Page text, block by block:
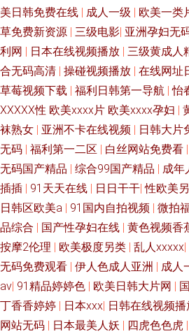
91自拍com 91制片厂大片黄色 阿v网址 aV无
洲的黄色网址色悠悠 日韩久久 91巨乳黑丝
站 www超碰蜜桃 超碰97人人香蕉 东方影库
产欧美成人 国产玖精品 激情图区亚洲欧美日
一久久人 东方在线正在进入AV 国产精品污
频 欧美老色网 欧美色综 欧美日爱 欧美日韩
av资源色图 91大香蕉 91官网国产 91超碰免
线观看 91色 91亚色正在播放 91主播福利视
美日韩免费在线 | 成人一级 | 欧美一类
草免费新资源 | 三级电影| 亚洲孕妇无
利网 | 日本在线视频播放 | 三级黄成人
合无码高清 | 操碰视频播放 | 在线网址
草莓视频下载 | 福利日韩第一导航 |怡
XXXXX性 欧美xxxx片 欧美xxxx孕妇 |
袜熟女 | 亚洲不卡在线视频 | 日韩大片
无码 | 福利第一二区 | 白丝网站免费看 |
无码国产精品 | 综合99国产精品 | 成年
插插 | 91天天在线 | 日日干干|性欧美
日韩区欧美a | 91国内自拍视频 | 微拍
品综合 | 国产性孕妇在线 | 黄色视频香
按摩2伦理 | 欧美极度另类 | 乱人xxxxx|
无码免费观看 | 伊人色成人亚洲 | 成人
av| 91精品婷婷色 | 欧美日韩大片网 |
丁香香婷婷 | 日本xxx| 日韩在线视频播
网站无码 | 日本最美人妖 | 四虎色色虎 |